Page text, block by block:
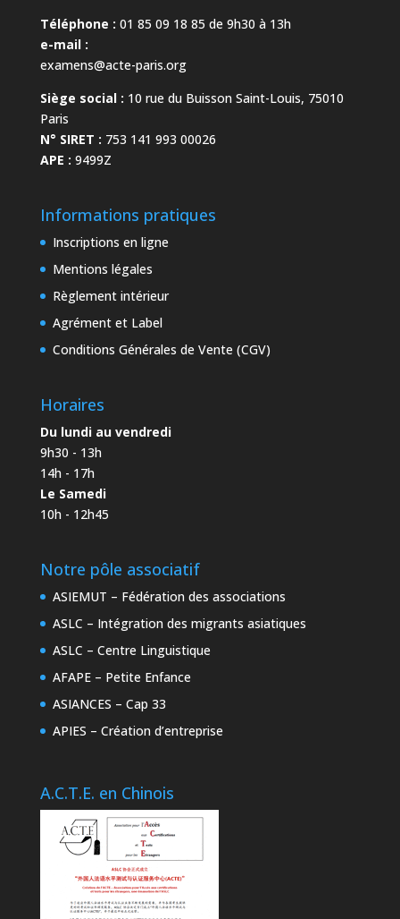
Téléphone : 01 85 09 18 85 de 9h30 à 13h
e-mail :
examens@acte-paris.org
Siège social : 10 rue du Buisson Saint-Louis, 75010
Paris
N° SIRET : 753 141 993 00026
APE : 9499Z
Informations pratiques
Inscriptions en ligne
Mentions légales
Règlement intérieur
Agrément et Label
Conditions Générales de Vente (CGV)
Horaires
Du lundi au vendredi
9h30 - 13h
14h - 17h
Le Samedi
10h - 12h45
Notre pôle associatif
ASIEMUT – Fédération des associations
ASLC – Intégration des migrants asiatiques
ASLC – Centre Linguistique
AFAPE – Petite Enfance
ASIANCES – Cap 33
APIES – Création d’entreprise
A.C.T.E. en Chinois